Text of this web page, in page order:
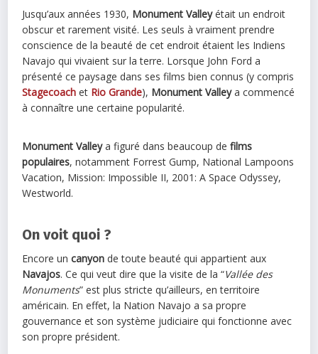
Jusqu’aux années 1930, Monument Valleyétait un endroit
obscur et rarement visité. Les seuls à vraiment prendre
conscience de la beauté de cet endroit étaient les Indiens
Navajo qui vivaient sur la terre. Lorsque John Ford a
présenté ce paysage dans ses films bien connus (y compris
Stagecoach et Rio Grande), Monument Valleya commencé
à connaître une certaine popularité.
Monument Valleya figuré dans beaucoup defilms
populaires, notamment Forrest Gump, National Lampoons
Vacation, Mission: Impossible II, 2001: A Space Odyssey,
Westworld.
On voit quoi ?
Encore uncanyon de toute beauté qui appartient aux
Navajos. Ce qui veut dire que la visite de la “Vallée des
Monuments” est plus stricte qu’ailleurs, en territoire
américain. En effet, la Nation Navajo a sa propre
gouvernance et son système judiciaire qui fonctionne avec
son propre président.